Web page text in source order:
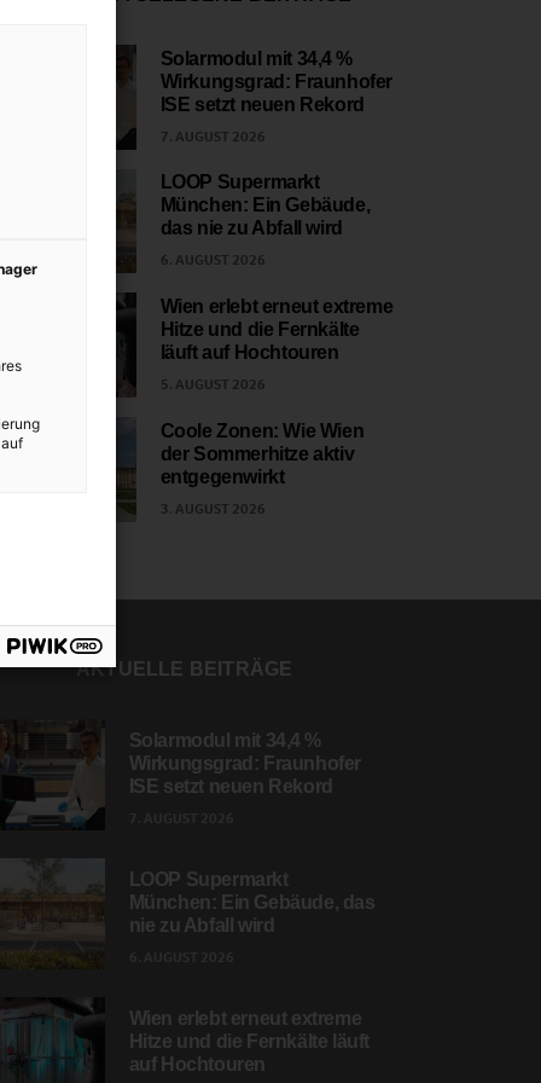
Solarmodul mit 34,4 %
Wirkungsgrad: Fraunhofer
ISE setzt neuen Rekord
7. AUGUST 2026
LOOP Supermarkt
München: Ein Gebäude,
das nie zu Abfall wird
6. AUGUST 2026
Wien erlebt erneut extreme
Hitze und die Fernkälte
läuft auf Hochtouren
5. AUGUST 2026
Coole Zonen: Wie Wien
der Sommerhitze aktiv
entgegenwirkt
3. AUGUST 2026
AKTUELLE BEITRÄGE
Solarmodul mit 34,4 %
Wirkungsgrad: Fraunhofer
ISE setzt neuen Rekord
LOOP Supermarkt
München: Ein Gebäude, das
nie zu Abfall wird
Wien erlebt erneut extreme
Hitze und die Fernkälte läuft
auf Hochtouren